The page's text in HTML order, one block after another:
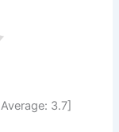
Average: 3.7